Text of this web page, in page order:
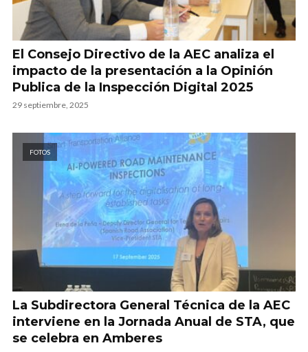
El Consejo Directivo de la AEC analiza el
impacto de la presentación a la Opinión
Publica de la Inspección Digital 2025
29 septiembre, 2025
FOTOS
La Subdirectora General Técnica de la AEC
interviene en la Jornada Anual de STA, que
se celebra en Amberes